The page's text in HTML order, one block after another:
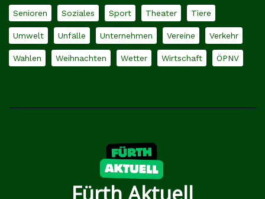
Senioren Soziales Sport Theater Tiere
Umwelt Unfälle Unternehmen Vereine Verkehr
Wahlen Weihnachten Wetter Wirtschaft ÖPNV
Fürth Aktuell